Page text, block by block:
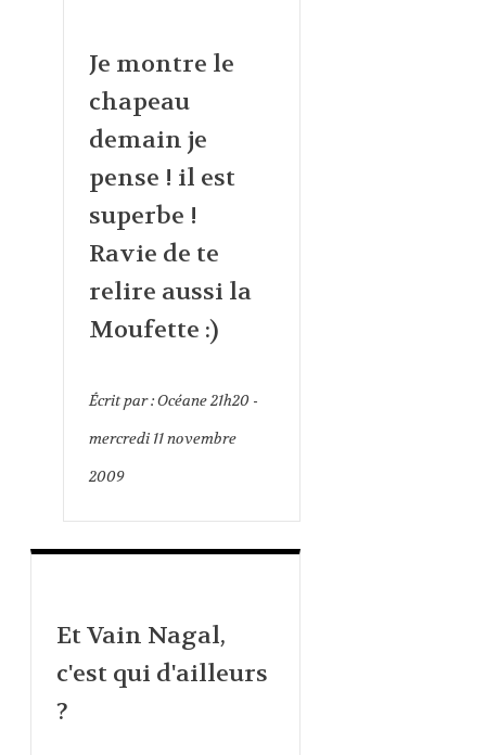
Je montre le
chapeau
demain je
pense ! il est
superbe !
Ravie de te
relire aussi la
Moufette :)
Écrit par :Océane21h20-
mercredi 11novembre
2009
Et Vain Nagal,
c'est qui d'ailleurs
?